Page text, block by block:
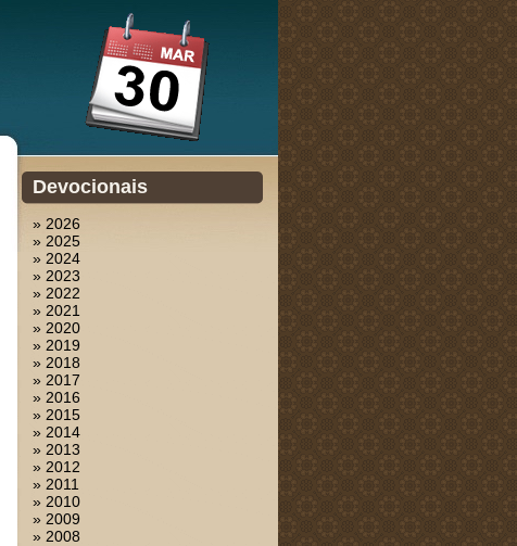
Devocionais
» 2026
» 2025
» 2024
» 2023
» 2022
» 2021
» 2020
» 2019
» 2018
» 2017
» 2016
» 2015
» 2014
» 2013
» 2012
» 2011
» 2010
» 2009
» 2008